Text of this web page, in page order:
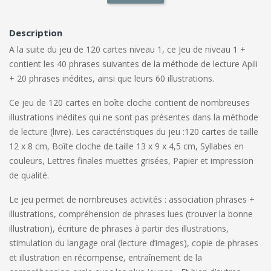
Description
A la suite du jeu de 120 cartes niveau 1, ce Jeu de niveau 1 +
contient les 40 phrases suivantes de la méthode de lecture Apili
+ 20 phrases inédites, ainsi que leurs 60 illustrations.
Ce jeu de 120 cartes en boîte cloche contient de nombreuses
illustrations inédites qui ne sont pas présentes dans la méthode
de lecture (livre). Les caractéristiques du jeu :120 cartes de taille
12 x 8 cm, Boîte cloche de taille 13 x 9 x 4,5 cm, Syllabes en
couleurs, Lettres finales muettes grisées, Papier et impression
de qualité.
Le jeu permet de nombreuses activités : association phrases +
illustrations, compréhension de phrases lues (trouver la bonne
illustration), écriture de phrases à partir des illustrations,
stimulation du langage oral (lecture d’images), copie de phrases
et illustration en récompense, entraînement de la